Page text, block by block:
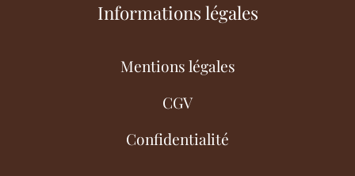
Informations légales
Mentions légales
CGV
Confidentialité